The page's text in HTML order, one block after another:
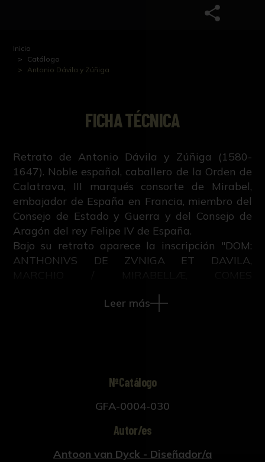
Inicio
Catálogo
Antonio Dávila y Zúñiga
FICHA TÉCNICA
Retrato de Antonio Dávila y Zúñiga (1580-
1647). Noble español, caballero de la Orden de
Calatrava, III marqués consorte de Mirabel,
embajador de España en Francia, miembro del
Consejo de Estado y Guerra y del Consejo de
Aragón del rey Felipe IV de España.
Bajo su retrato aparece la inscripción "DOM:
ANTHONIVS DE ZVNIGA ET DAVILA,
PHILIPo HISPAN.vm REGIA SVPREMIS
pintados por Anton Van Dyck y publicado en
Ámsterdam y Leipzig en 1759.
Leer más
NºCatálogo
GFA-0004-030
Autor/es
Antoon van Dyck - Diseñador/a